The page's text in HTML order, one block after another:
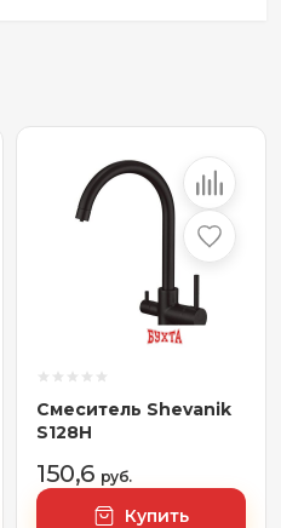
Смеситель Shevanik
S128H
150,6 руб.
Купить